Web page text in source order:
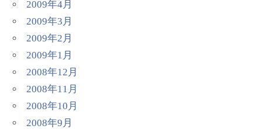
2009年4月
2009年3月
2009年2月
2009年1月
2008年12月
2008年11月
2008年10月
2008年9月